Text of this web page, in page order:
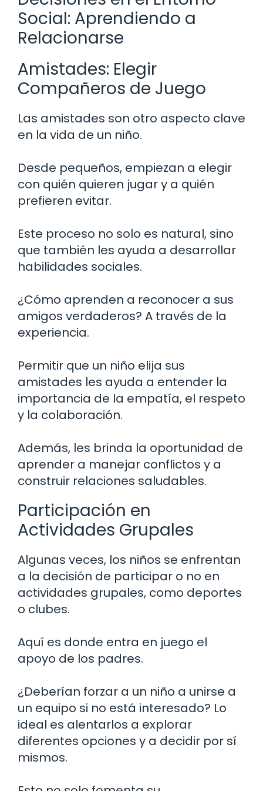
Social: Aprendiendo a
Relacionarse
Amistades: Elegir
Compañeros de Juego
Las amistades son otro aspecto clave
en la vida de un niño.
Desde pequeños, empiezan a elegir
con quién quieren jugar y a quién
prefieren evitar.
Este proceso no solo es natural, sino
que también les ayuda a desarrollar
habilidades sociales.
¿Cómo aprenden a reconocer a sus
amigos verdaderos? A través de la
experiencia.
Permitir que un niño elija sus
amistades les ayuda a entender la
importancia de la empatía, el respeto
y la colaboración.
Además, les brinda la oportunidad de
aprender a manejar conflictos y a
construir relaciones saludables.
Participación en
Actividades Grupales
Algunas veces, los niños se enfrentan
a la decisión de participar o no en
actividades grupales, como deportes
o clubes.
Aquí es donde entra en juego el
apoyo de los padres.
¿Deberían forzar a un niño a unirse a
un equipo si no está interesado? Lo
ideal es alentarlos a explorar
diferentes opciones y a decidir por sí
mismos.